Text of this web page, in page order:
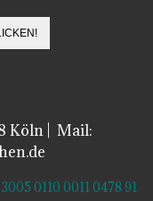
Köln | Mail:
0110 0011 0478 91